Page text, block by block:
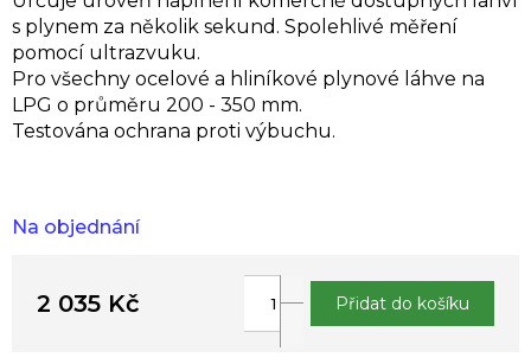
Na objednání
s plynem za několik sekund. Spolehlivé měření
pomocí ultrazvuku.
Pro všechny ocelové a hliníkové plynové láhve na
LPG o průměru 200 - 350 mm.
Testována ochrana proti výbuchu.
2 035 Kč Přidat do košíku